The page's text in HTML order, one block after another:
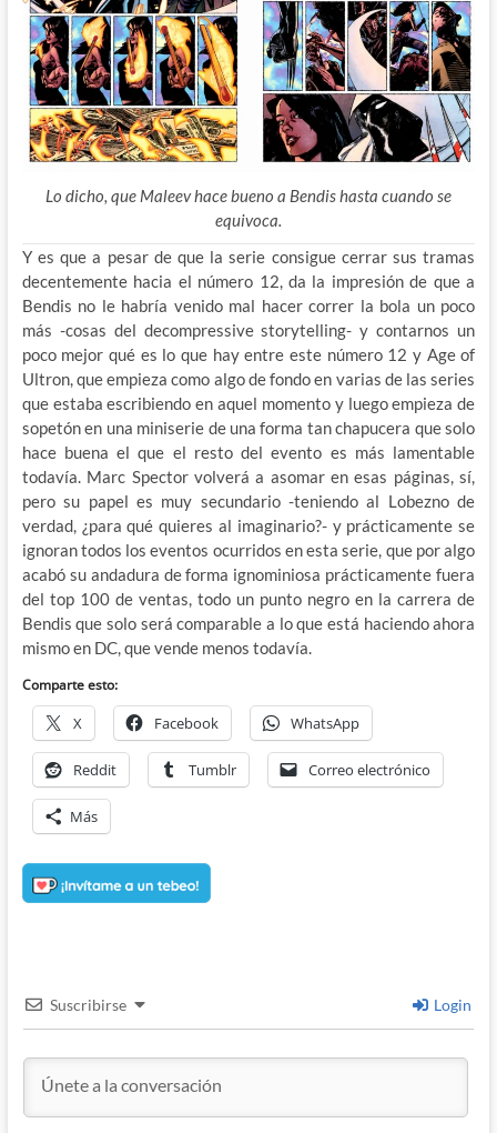
Lo dicho, que Maleev hace bueno a Bendis hasta cuando se
equivoca.
Y es que a pesar de que la serie consigue cerrar sus tramas
decentemente hacia el número 12, da la impresión de que a
Bendis no le habría venido mal hacer correr la bola un poco
más -cosas del decompressive storytelling- y contarnos un
poco mejor qué es lo que hay entre este número 12 y Age of
Ultron, que empieza como algo de fondo en varias de las series
que estaba escribiendo en aquel momento y luego empieza de
sopetón en una miniserie de una forma tan chapucera que solo
hace buena el que el resto del evento es más lamentable
todavía. Marc Spector volverá a asomar en esas páginas, sí,
pero su papel es muy secundario -teniendo al Lobezno de
verdad, ¿para qué quieres al imaginario?- y prácticamente se
ignoran todos los eventos ocurridos en esta serie, que por algo
acabó su andadura de forma ignominiosa prácticamente fuera
del top 100 de ventas, todo un punto negro en la carrera de
Bendis que solo será comparable a lo que está haciendo ahora
mismo en DC, que vende menos todavía.
Comparte esto:
X Facebook WhatsApp
Reddit Tumblr Correo electrónico
Más
Suscribirse Login